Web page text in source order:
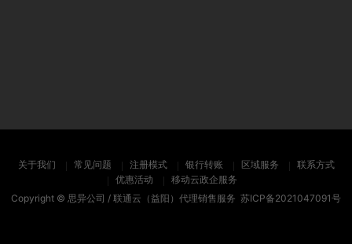
关于我们 常见问题 注册模式 银行转账 区域服务
联系方式
优惠活动
移动云政企服务
Copyright © 思异公司 / 联通云（益阳）代理销售服务 苏ICP备2021047091号